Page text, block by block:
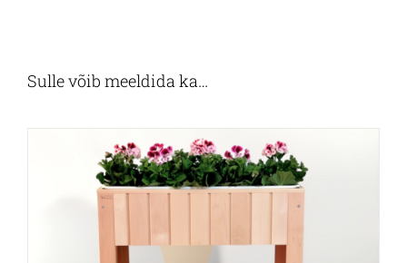
Sulle võib meeldida ka…